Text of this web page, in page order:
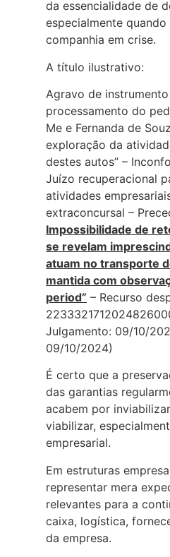
da essencialidade de
especialmente
companhia em crise.
A título ilustrativo:
Agravo de
processamento do
Me e Fernanda de
exploração da
destes autos” –
Juízo recuperacional
atividades
extraconcursal –
Impossibilidade de
se revelam
atuam no transporte
mantida com
period” – Recurso
Julgamento: 09/10/
09/10/2024)
É certo que a
das garantias
acabem por
viabilizar,
empresarial.
Em estruturas
representar mera
relevantes para a
caixa, logística,
da empresa.